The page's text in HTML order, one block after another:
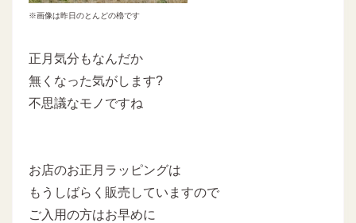
※画像は昨日のとんどの櫓です
正月気分もなんだか
無くなった気がします?
不思議なモノですね
お店のお正月ラッピングは
もうしばらく販売していますので
ご入用の方はお早めに